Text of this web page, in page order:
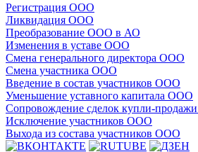
Регистрация ООО
Ликвидация ООО
Преобразование ООО в АО
Изменения в уставе ООО
Смена генерального директора ООО
Смена участника ООО
Введение в состав участников ООО
Уменьшение уставного капитала ООО
Сопровождение сделок купли-
Исключение участников ООО
Выхода из состава участников ООО